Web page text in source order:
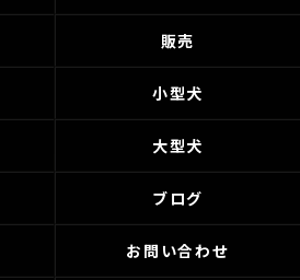
販売
小型犬
大型犬
ブログ
お問い合わせ